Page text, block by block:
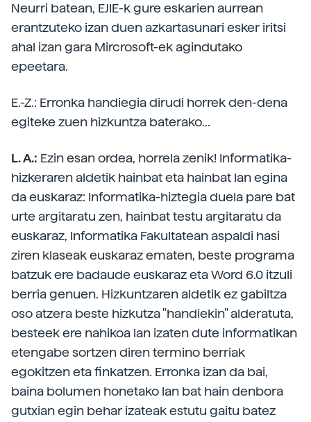
Neurri batean, EJIE-k gure eskarien aurrean
erantzuteko izan duen azkartasunari esker iritsi
ahal izan gara Mircrosoft-ek agindutako
epeetara.
E.-Z.: Erronka handiegia dirudi horrek den-dena
egiteke zuen hizkuntza baterako...
L. A.: Ezin esan ordea, horrela zenik! Informatika-
hizkeraren aldetik hainbat eta hainbat lan egina
da euskaraz: Informatika-hiztegia duela pare bat
urte argitaratu zen, hainbat testu argitaratu da
euskaraz, Informatika Fakultatean aspaldi hasi
ziren klaseak euskaraz ematen, beste programa
batzuk ere badaude euskaraz eta Word 6.0 itzuli
berria genuen. Hizkuntzaren aldetik ez gabiltza
oso atzera beste hizkutza "handiekin" alderatuta,
besteek ere nahikoa lan izaten dute informatikan
etengabe sortzen diren termino berriak
egokitzen eta finkatzen. Erronka izan da bai,
baina bolumen honetako lan bat hain denbora
gutxian egin behar izateak estutu gaitu batez